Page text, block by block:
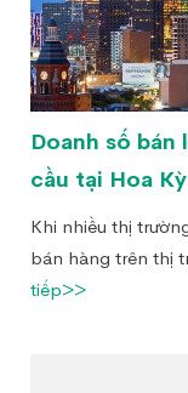
Doanh số
cầu tại Hoa
Khi nhiều thị
bán hàng trên thị
tiếp>>